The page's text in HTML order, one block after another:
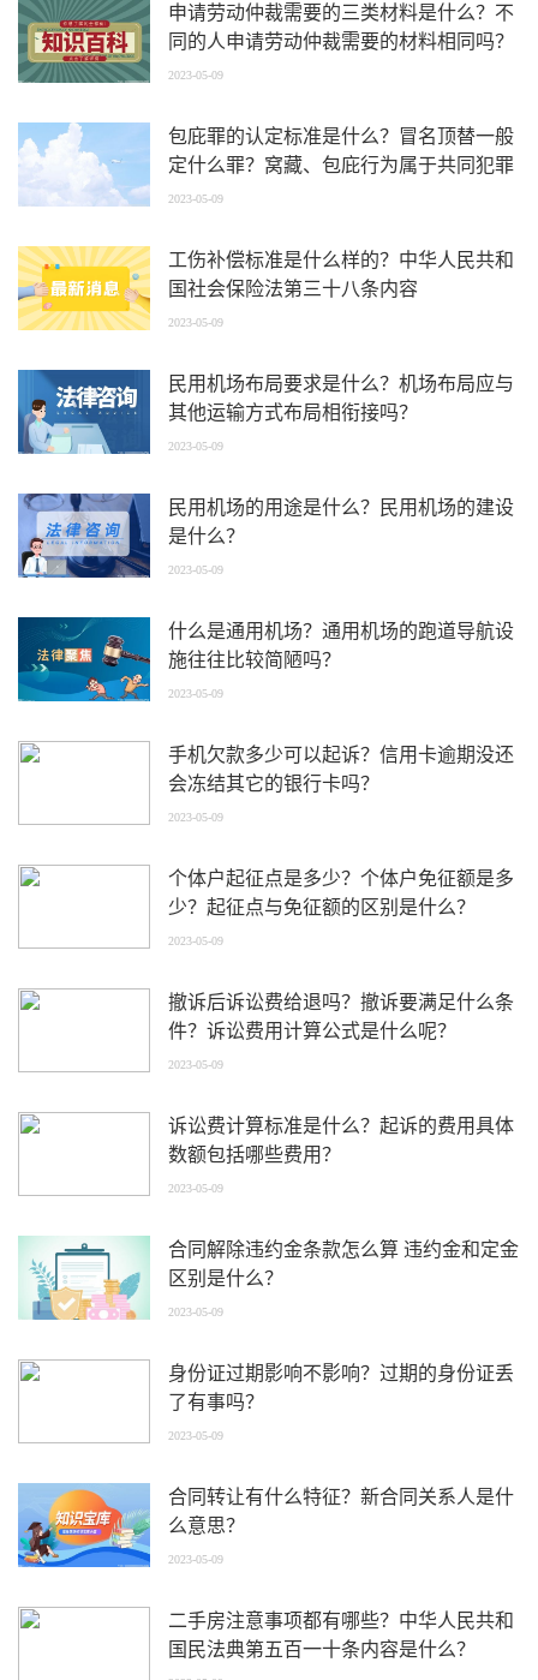
申请劳动仲裁需要的三类材料是什么？不
同的人申请劳动仲裁需要的材料相同吗？
2023-05-09
包庇罪的认定标准是什么？冒名顶替一般
定什么罪？窝藏、包庇行为属于共同犯罪
吗？
2023-05-09
工伤补偿标准是什么样的？中华人民共和
国社会保险法第三十八条内容
2023-05-09
民用机场布局要求是什么？机场布局应与
其他运输方式布局相衔接吗？
2023-05-09
民用机场的用途是什么？民用机场的建设
是什么？
2023-05-09
什么是通用机场？通用机场的跑道导航设
施往往比较简陋吗？
2023-05-09
手机欠款多少可以起诉？信用卡逾期没还
会冻结其它的银行卡吗？
2023-05-09
个体户起征点是多少？个体户免征额是多
少？起征点与免征额的区别是什么？
2023-05-09
撤诉后诉讼费给退吗？撤诉要满足什么条
件？诉讼费用计算公式是什么呢？
2023-05-09
诉讼费计算标准是什么？起诉的费用具体
数额包括哪些费用？
2023-05-09
合同解除违约金条款怎么算 违约金和定金
区别是什么？
2023-05-09
身份证过期影响不影响？过期的身份证丢
了有事吗？
2023-05-09
合同转让有什么特征？新合同关系人是什
么意思？
2023-05-09
二手房注意事项都有哪些？中华人民共和
国民法典第五百一十条内容是什么？